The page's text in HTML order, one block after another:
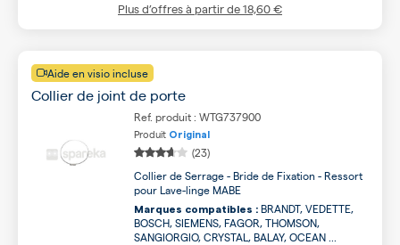
Plus d’offres à partir de18,60 €
Aide en visio incluse
Collier de joint de porte
Ref. produit : WTG737900
Produit Original
(23)
Collier de Serrage - Bride de Fixation - Ressort
pour Lave-linge MABE
Marques compatibles : BRANDT, VEDETTE,
BOSCH, SIEMENS, FAGOR, THOMSON,
SANGIORGIO, CRYSTAL, BALAY, OCEAN ...